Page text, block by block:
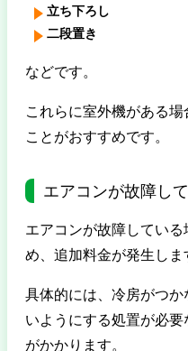
立ち下ろし
二段置き
などです。
これらに室外機がある
ことがおすすめです。
エアコンが故障し
エアコンが故障してい
め、追加料金が発生しま
具体的には、冷房がつ
いようにする処置が必
がかかります。